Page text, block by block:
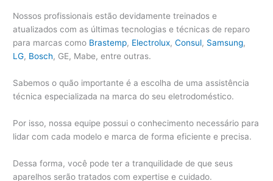
Nossos profissionais estão devidamente treinados e
atualizados com as últimas tecnologias e técnicas de reparo
para marcas como Brastemp, Electrolux,Consul, Samsung,
LG, Bosch, GE, Mabe, entre outras.
Sabemos o quão importante é a escolha de uma assistência
técnica especializada na marca do seu eletrodoméstico.
Por isso, nossa equipe possui o conhecimento necessário para
lidar com cada modelo e marca de forma eficiente e precisa.
Dessa forma, você pode ter a tranquilidade de que seus
aparelhos serão tratados com expertise e cuidado.